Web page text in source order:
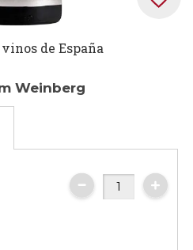
de España
Weinberg